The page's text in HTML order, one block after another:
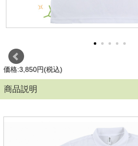
価格:3,850円(税込)
商品説明